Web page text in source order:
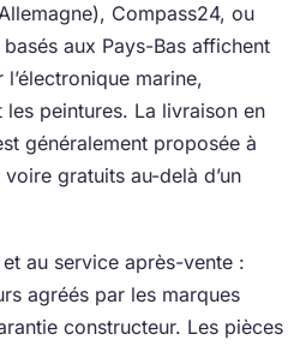
Compass24, ou
aux Pays-Bas affichent
marine,
les peintures. La livraison en
généralement proposée à
gratuits au-delà d’un
au service après-vente :
agréés par les marques
constructeur. Les pièces